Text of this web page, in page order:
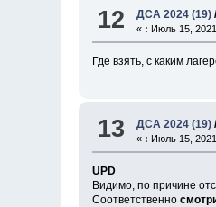
12 ДСА 2024 (19)
« : Июль 15,
Где взять, с каким
13 ДСА 2024 (19)
« : Июль 15,
UPD
Видимо, по причине
Соответственно